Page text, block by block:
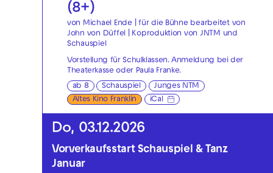
(8+)
von Michael Ende | für die Bühne bearbeitet von
John von Düffel | Koproduktion von JNTM und
Schauspiel
Vorstellung für Schulklassen. Anmeldung bei der
Theaterkasseoder Paula Franke.
ab 8 Schauspiel
Junges NTM
Altes Kino Franklin
iCal
Do, 03.12.2026
Vorverkaufsstart Schauspiel & Tanz
Januar